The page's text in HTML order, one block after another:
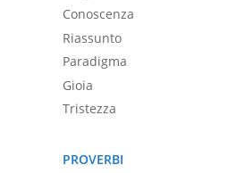
Conoscenza
Riassunto
Paradigma
Gioia
Tristezza
PROVERBI